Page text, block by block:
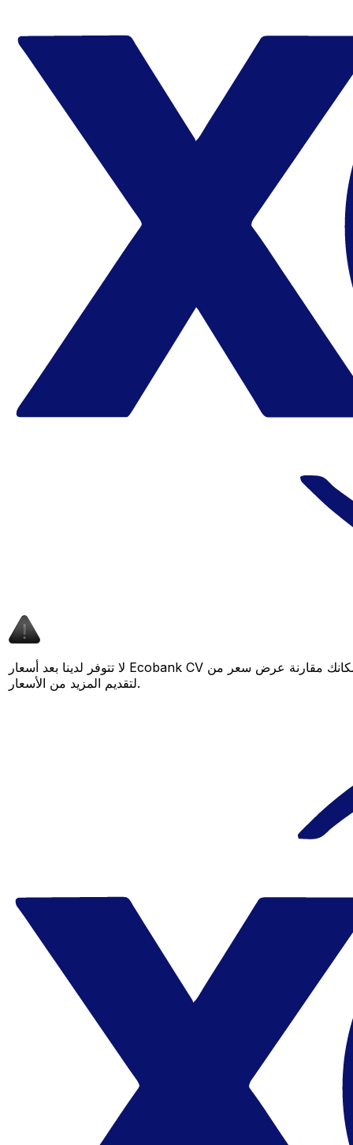
لا تتوفر لدينا بعد أسعار Ecobank CV لهذا الزوج من العملات، لكن لا يزال بإمكانك مقارنة عرض سعر من Ecobank CV بسعر Xe المباشر لمعرفة التوفير المحتمل. عد لاحقًا، فنحن نعمل باستمرار على توسيع بياناتنا
لتقديم المزيد من الأسعار.